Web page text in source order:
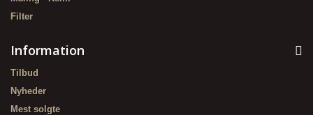
Filter
Information
Tilbud
Nyheder
Mest solgte